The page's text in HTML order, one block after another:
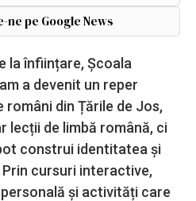
ne pe Google News
la înființare, Școala
a devenit un reper
din Țările de Jos,
lecții de limbă română, ci
construi identitatea și
cursuri interactive,
și activități care